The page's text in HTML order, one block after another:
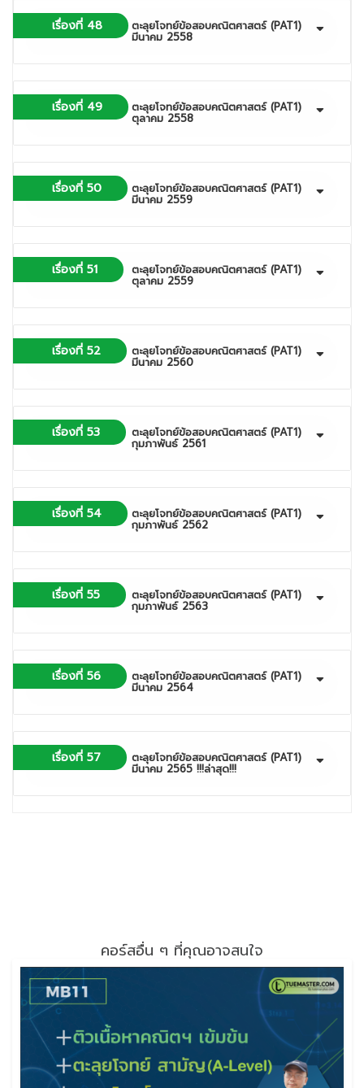
เรื่องที่ 48 ตะลุยโจทย์ข้อสอบคณิตศาสตร์ (PAT1)
มีนาคม 2558
เรื่องที่ 49 ตะลุยโจทย์ข้อสอบคณิตศาสตร์ (PAT1)
ตุลาคม 2558
เรื่องที่ 50 ตะลุยโจทย์ข้อสอบคณิตศาสตร์ (PAT1)
มีนาคม 2559
เรื่องที่ 51 ตะลุยโจทย์ข้อสอบคณิตศาสตร์ (PAT1)
ตุลาคม 2559
เรื่องที่ 52 ตะลุยโจทย์ข้อสอบคณิตศาสตร์ (PAT1)
มีนาคม 2560
เรื่องที่ 53 ตะลุยโจทย์ข้อสอบคณิตศาสตร์ (PAT1)
กุมภาพันธ์ 2561
เรื่องที่ 54 ตะลุยโจทย์ข้อสอบคณิตศาสตร์ (PAT1)
กุมภาพันธ์ 2562
เรื่องที่ 55 ตะลุยโจทย์ข้อสอบคณิตศาสตร์ (PAT1)
กุมภาพันธ์ 2563
เรื่องที่ 56 ตะลุยโจทย์ข้อสอบคณิตศาสตร์ (PAT1)
มีนาคม 2564
เรื่องที่ 57 ตะลุยโจทย์ข้อสอบคณิตศาสตร์ (PAT1)
มีนาคม 2565 !!!ล่าสุด!!!
คอร์สอื่น ๆ ที่คุณอาจสนใจ